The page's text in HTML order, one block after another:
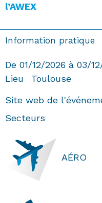
l’AWEX
Information pratique
De 01/12/2026 à 03/
Lieu
Toulouse
Site web de
Secteurs
AÉRO